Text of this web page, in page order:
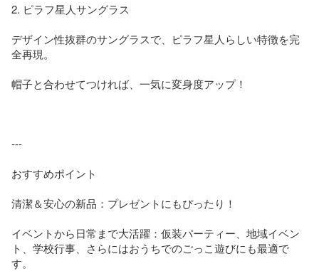
2. ピラフ星人サングラス
デザイン性抜群のサングラスで、ピラフ星人らしい特徴を完
全再現。
帽子と合わせてつければ、一気に変身度アップ！
---
おすすめポイント
清潔＆安心の新品：プレゼントにもぴったり！
イベントから日常まで大活躍：仮装パーティー、地域イベン
ト、学校行事、さらにはおうちでのごっこ遊びにも最適で
す。